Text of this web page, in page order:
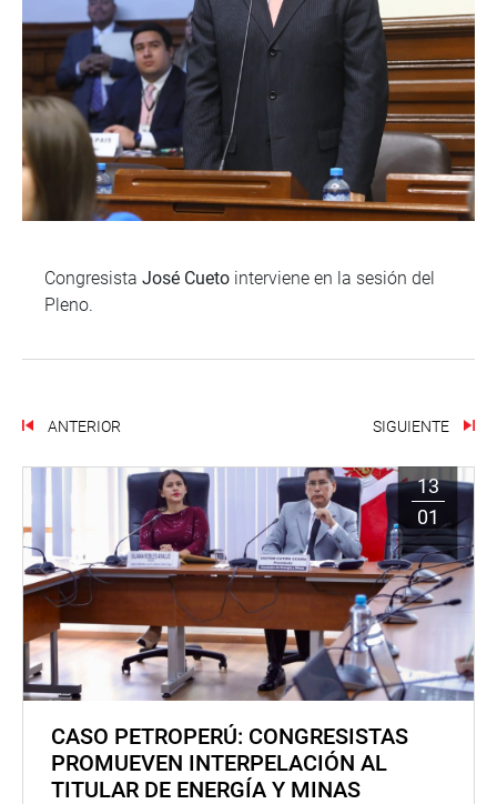
Congresista José Cueto interviene en la sesión del
Pleno.
ANTERIOR SIGUIENTE
13
01
CASO PETROPERÚ: CONGRESISTAS
PROMUEVEN INTERPELACIÓN AL
TITULAR DE ENERGÍA Y MINAS